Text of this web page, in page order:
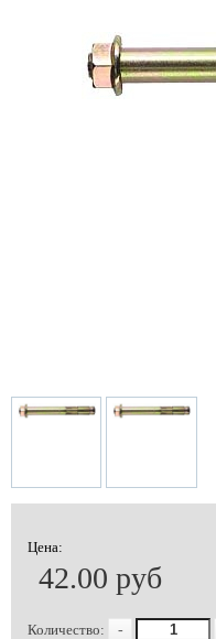
Цена:
42.00 руб
Количество: -